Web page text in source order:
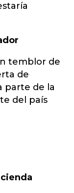
temblor de
de
parte de la
del país